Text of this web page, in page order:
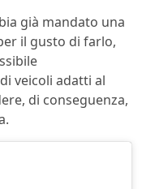
già mandato una
il gusto di farlo,
veicoli adatti al
di conseguenza,